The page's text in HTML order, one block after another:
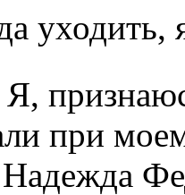
уходить,
Я,
при